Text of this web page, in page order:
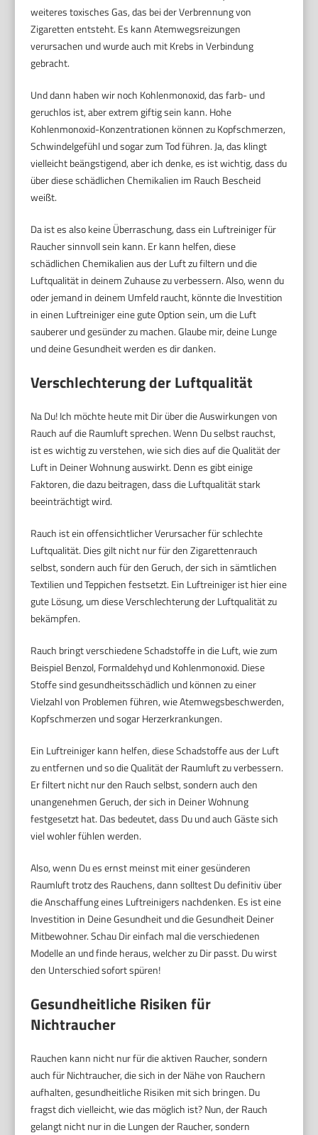
weiteres toxisches Gas, das bei der Verbrennung von
Zigaretten entsteht. Es kann Atemwegsreizungen
verursachen und wurde auch mit Krebs in Verbindung
gebracht.
Und dann haben wir noch Kohlenmonoxid, das farb- und
geruchlos ist, aber extrem giftig sein kann. Hohe
Kohlenmonoxid-Konzentrationen können zu Kopfschmerzen,
Schwindelgefühl und sogar zum Tod führen. Ja, das klingt
vielleicht beängstigend, aber ich denke, es ist wichtig, dass du
über diese schädlichen Chemikalien im Rauch Bescheid
weißt.
Da ist es also keine Überraschung, dass ein Luftreiniger für
Raucher sinnvoll sein kann. Er kann helfen, diese
schädlichen Chemikalien aus der Luft zu filtern und die
Luftqualität in deinem Zuhause zu verbessern. Also, wenn du
oder jemand in deinem Umfeld raucht, könnte die Investition
in einen Luftreiniger eine gute Option sein, um die Luft
sauberer und gesünder zu machen. Glaube mir, deine Lunge
und deine Gesundheit werden es dir danken.
Verschlechterung der Luftqualität
Na Du! Ich möchte heute mit Dir über die Auswirkungen von
Rauch auf die Raumluft sprechen. Wenn Du selbst rauchst,
ist es wichtig zu verstehen, wie sich dies auf die Qualität der
Luft in Deiner Wohnung auswirkt. Denn es gibt einige
Faktoren, die dazu beitragen, dass die Luftqualität stark
beeinträchtigt wird.
Rauch ist ein offensichtlicher Verursacher für schlechte
Luftqualität. Dies gilt nicht nur für den Zigarettenrauch
selbst, sondern auch für den Geruch, der sich in sämtlichen
Textilien und Teppichen festsetzt. Ein Luftreiniger ist hier eine
gute Lösung, um diese Verschlechterung der Luftqualität zu
bekämpfen.
Rauch bringt verschiedene Schadstoffe in die Luft, wie zum
Beispiel Benzol, Formaldehyd und Kohlenmonoxid. Diese
Stoffe sind gesundheitsschädlich und können zu einer
Vielzahl von Problemen führen, wie Atemwegsbeschwerden,
Kopfschmerzen und sogar Herzerkrankungen.
Ein Luftreiniger kann helfen, diese Schadstoffe aus der Luft
zu entfernen und so die Qualität der Raumluft zu verbessern.
Er filtert nicht nur den Rauch selbst, sondern auch den
unangenehmen Geruch, der sich in Deiner Wohnung
festgesetzt hat. Das bedeutet, dass Du und auch Gäste sich
viel wohler fühlen werden.
Also, wenn Du es ernst meinst mit einer gesünderen
Raumluft trotz des Rauchens, dann solltest Du definitiv über
die Anschaffung eines Luftreinigers nachdenken. Es ist eine
Investition in Deine Gesundheit und die Gesundheit Deiner
Mitbewohner. Schau Dir einfach mal die verschiedenen
Modelle an und finde heraus, welcher zu Dir passt. Du wirst
den Unterschied sofort spüren!
Gesundheitliche Risiken für
Nichtraucher
Rauchen kann nicht nur für die aktiven Raucher, sondern
auch für Nichtraucher, die sich in der Nähe von Rauchern
aufhalten, gesundheitliche Risiken mit sich bringen. Du
fragst dich vielleicht, wie das möglich ist? Nun, der Rauch
gelangt nicht nur in die Lungen der Raucher, sondern